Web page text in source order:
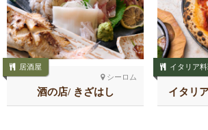
シーロム
居酒屋
酒の店/ きざはし
イタリア料
イタリ